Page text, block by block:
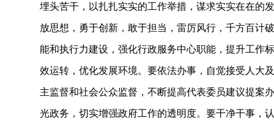
埋头苦干，以扎扎实实的工作举措，谋求实实在在的
放思想，勇于创新，敢于担当，雷厉风行，千方百计
能和执行力建设，强化行政服务中心职能，提升工作
效运转，优化发展环境。要依法办事，自觉接受人大
主监督和社会公众监督，不断提高代表委员建议提案
光政务，切实增强政府工作的透明度。要干净干事，